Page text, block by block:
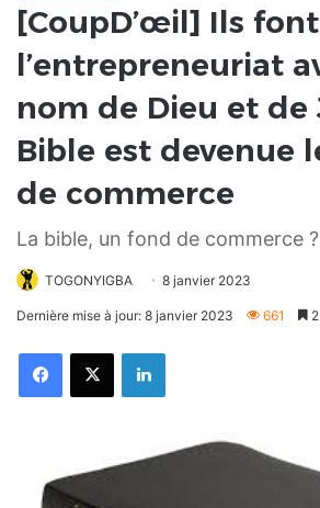
[CoupD’œil] Ils
l’entrepreneuriat
nom de Dieu et de
Bible est devenue
de commerce
La bible, un fond de commerce ?
TOGONYIGBA 8 janvier 2023
Dernière mise à jour: 8 janvier 2023 661
FacebookX Linkedin